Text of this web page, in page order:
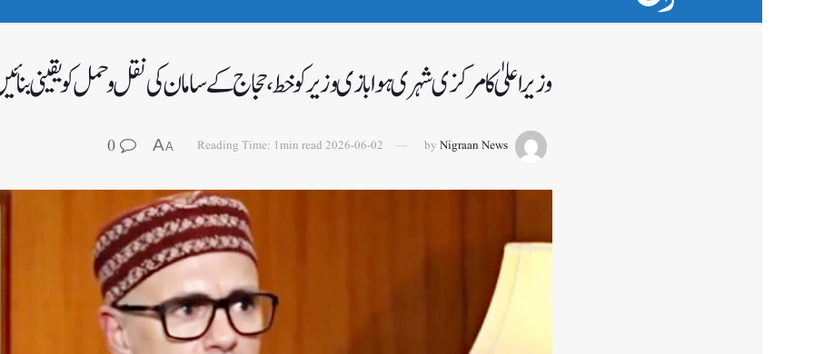
وزیر اعلیٰ کا مرکزی شہری ہوا بازی وزیر کو خط،حجاج کے سامان کی نقل و حمل کو یقینی
by Nigraan News
2026-06-02
Reading Time: 1min read
A
A